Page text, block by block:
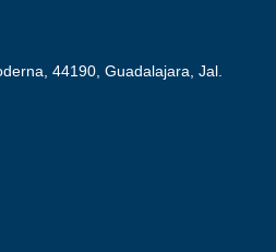
44190, Guadalajara, Jal.